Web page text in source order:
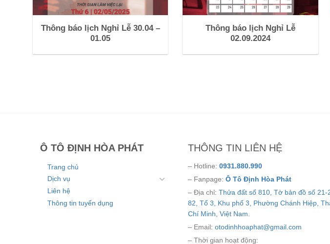
Thông báo lịch Nghỉ Lễ 30.04 –
01.05
Thông báo lịch Nghỉ Lễ
02.09.2024
Ô TÔ ĐỊNH HÒA PHÁT
Trang chủ
Dịch vụ
Liên hệ
Thông tin tuyển dụng
THÔNG TIN LIÊN HỆ
– Hotline: 0931.880.990
– Fanpage: Ô Tô Định Hòa Phát
– Địa chỉ: Thửa đất số 810, Tờ bản đồ số
82, Tổ 3, Khu phố 3, Phường Chánh Hiệp,
Chí Minh, Việt Nam.
– Email: otodinhhoaphat@gmail.com
– Thời gian hoạt động: